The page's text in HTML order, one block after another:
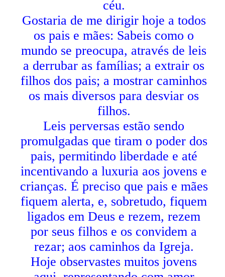
céu.
Gostaria de me dirigir hoje a todos
os pais e mães: Sabeis como o
mundo se preocupa, através de leis
a derrubar as famílias; a extrair os
filhos dos pais; a mostrar caminhos
os mais diversos para desviar os
filhos.
Leis perversas estão sendo
promulgadas que tiram o poder dos
pais, permitindo liberdade e até
incentivando a luxuria aos jovens e
crianças. É preciso que pais e mães
fiquem alerta, e, sobretudo, fiquem
ligados em Deus e rezem, rezem
por seus filhos e os convidem a
rezar; aos caminhos da Igreja.
Hoje observastes muitos jovens